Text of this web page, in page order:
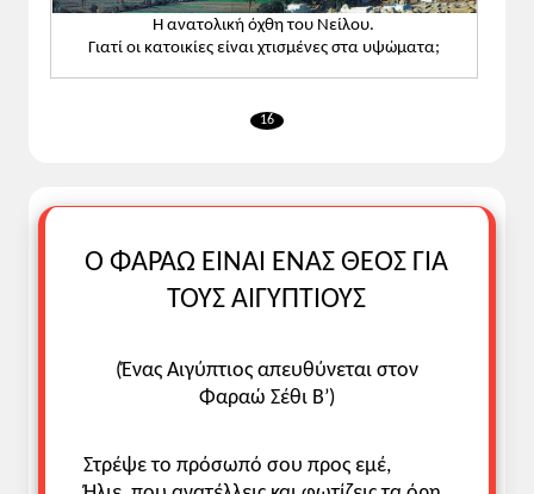
Η ανατολική όχθη του Νείλου.
Γιατί οι κατοικίες είναι χτισμένες στα υψώματα;
16
Ο ΦΑΡΑΩ ΕΙΝΑΙ ΕΝΑΣ ΘΕΟΣ ΓΙΑ
ΤΟΥΣ ΑΙΓΥΠΤΙΟΥΣ
(Ένας Αιγύπτιος απευθύνεται στον
Φαραώ Σέθι Β’)
Στρέψε το πρόσωπό σου προς εμέ,